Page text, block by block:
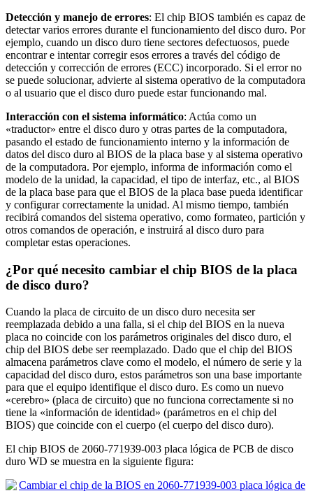
Detección y manejo de errores: El chip BIOS también es capaz de
detectar varios errores durante el funcionamiento del disco duro. Por
ejemplo, cuando un disco duro tiene sectores defectuosos, puede
encontrar e intentar corregir esos errores a través del código de
detección y corrección de errores (ECC) incorporado. Si el error no
se puede solucionar, advierte al sistema operativo de la computadora
o al usuario que el disco duro puede estar funcionando mal.
Interacción con el sistema informático: Actúa como un
«traductor» entre el disco duro y otras partes de la computadora,
pasando el estado de funcionamiento interno y la información de
datos del disco duro al BIOS de la placa base y al sistema operativo
de la computadora. Por ejemplo, informa de información como el
modelo de la unidad, la capacidad, el tipo de interfaz, etc., al BIOS
de la placa base para que el BIOS de la placa base pueda identificar
y configurar correctamente la unidad. Al mismo tiempo, también
recibirá comandos del sistema operativo, como formateo, partición y
otros comandos de operación, e instruirá al disco duro para
completar estas operaciones.
¿Por qué necesito cambiar el chip BIOS de la placa
de disco duro?
Cuando la placa de circuito de un disco duro necesita ser
reemplazada debido a una falla, si el chip del BIOS en la nueva
placa no coincide con los parámetros originales del disco duro, el
chip del BIOS debe ser reemplazado. Dado que el chip del BIOS
almacena parámetros clave como el modelo, el número de serie y la
capacidad del disco duro, estos parámetros son una base importante
para que el equipo identifique el disco duro. Es como un nuevo
«cerebro» (placa de circuito) que no funciona correctamente si no
tiene la «información de identidad» (parámetros en el chip del
BIOS) que coincide con el cuerpo (el cuerpo del disco duro).
El chip BIOS de 2060-771939-003 placa lógica de PCB de disco
duro WD se muestra en la siguiente figura: